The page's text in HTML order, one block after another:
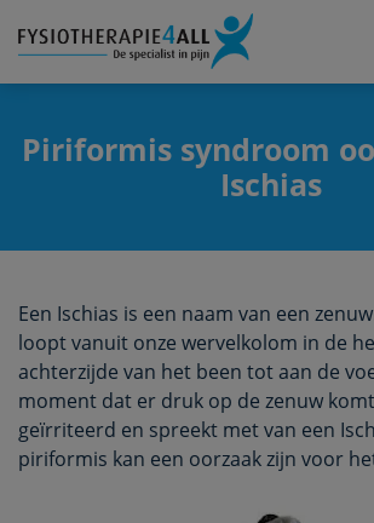
Piriformis syndroom
Ischias
Een Ischias is een naam van een
loopt vanuit onze wervelkolom in de
achterzijde van het been tot aan de
moment dat er druk op de zenuw
geïrriteerd en spreekt met van een
piriformis kan een oorzaak zijn voor